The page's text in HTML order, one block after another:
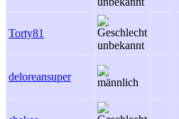
Torty81
deloreansuper